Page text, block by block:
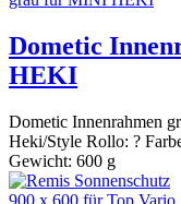
Dometic
HEKI
Dometic Innenrahmen
Heki/Style Rollo: ?
Gewicht: 600 g